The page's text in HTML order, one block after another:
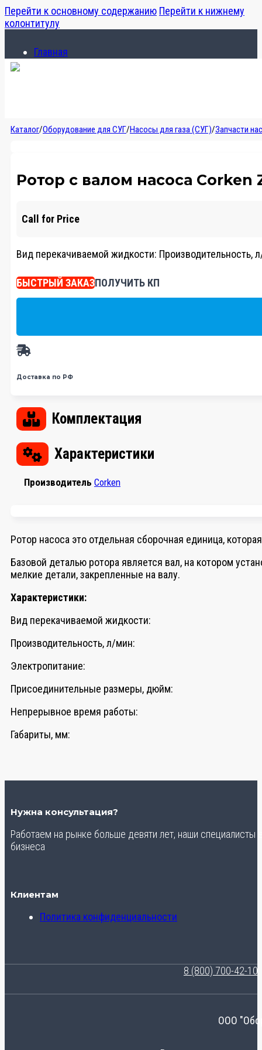
Перейти к основному содержанию Перейти к нижнему
колонтитулу
Главная
Каталог
Каталог/Оборудование для СУГ/Насосы для газа (СУГ)/Запчасти
Ротор с валом насоса Corken
Call for Price
Вид перекачиваемой жидкости:
БЫСТРЫЙ ЗАКАЗПОЛУЧИТЬ КП
Доставка по РФ
Комплектация
Характеристики
Производитель Corken
Ротор насоса это отдельная сборочная единица,
Базовой деталью ротора является вал, на котором
мелкие детали, закрепленные на валу.
Характеристики:
Вид перекачиваемой жидкости:
Производительность, л/мин:
Электропитание:
Присоединительные размеры, дюйм:
Непрерывное время работы:
Габариты, мм:
Нужна консультация?
Работаем на рынке больше девяти лет, наши
бизнеса
Клиентам
Политика конфиденциальности
8 (800) 700-42-10
ООО